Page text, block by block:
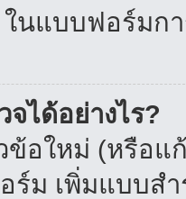
ในแบบฟอร์มก
จได้อย่างไร?
อใหม่ (หรือ
ร์ม เพิ่มแบบส